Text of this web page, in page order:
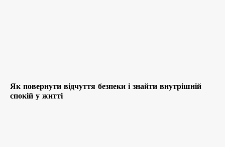
Як повернути відчуття безпеки і знайти внутрішній
спокій у житті